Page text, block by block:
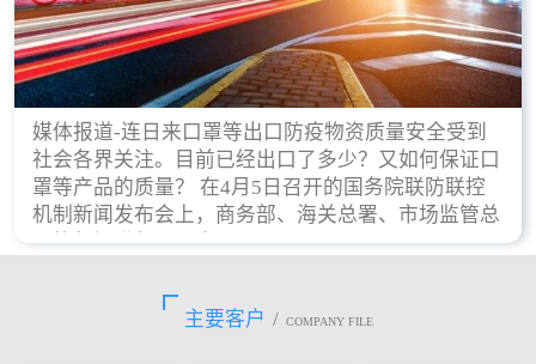
媒体报道-连日来口罩等出口防疫物资质量安全受到
社会各界关注。目前已经出口了多少？又如何保证口
罩等产品的质量？ 在4月5日召开的国务院联防联控
机制新闻发布会上，商务部、海关总署、市场监管总
局等部门进行了回应。
主要客户 / COMPANY FILE